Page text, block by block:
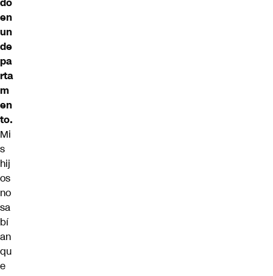
do
en
un
de
pa
rta
m
en
to.
Mi
s
hij
os
no
sa
bí
an
qu
e